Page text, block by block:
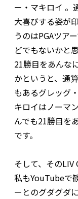
ー・マキロイ 。
大喜びする姿が
うのはPGAツア
どでもないかと
21勝目をあんな
かというと、通
もあるグレッグ
キロイはノーマ
んでも21勝目を
です。
そして、そのLIV
私もYouTubeで
ーとのグダグダ